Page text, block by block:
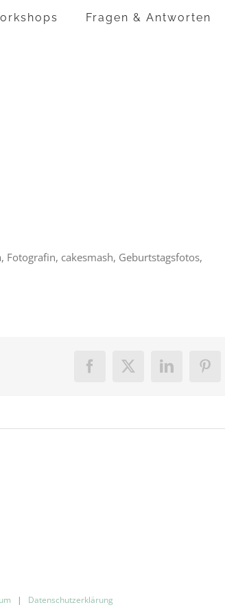
Fragen & Antworten
cakesmash, Geburtstagsfotos,
Facebook
X LinkedIn
| Datenschutzerklärung